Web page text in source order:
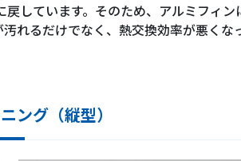
しています。そのため、アルミフィ
れるだけでなく、熱交換効率が悪く
ング（縦型）